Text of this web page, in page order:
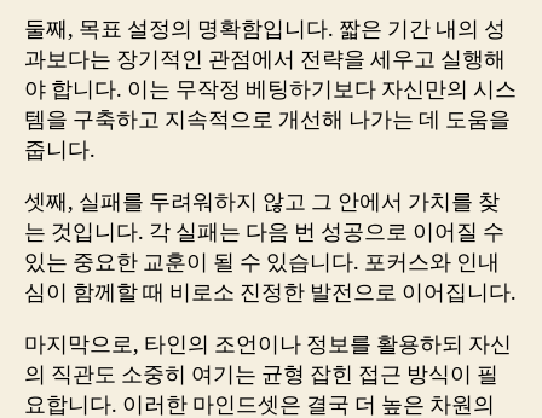
둘째, 목표 설정의 명확함입니다. 짧은 기간 내의 성
과보다는 장기적인 관점에서 전략을 세우고 실행해
야 합니다. 이는 무작정 베팅하기보다 자신만의 시스
템을 구축하고 지속적으로 개선해 나가는 데 도움을
줍니다.
셋째, 실패를 두려워하지 않고 그 안에서 가치를 찾
는 것입니다. 각 실패는 다음 번 성공으로 이어질 수
있는 중요한 교훈이 될 수 있습니다. 포커스와 인내
심이 함께할 때 비로소 진정한 발전으로 이어집니다.
마지막으로, 타인의 조언이나 정보를 활용하되 자신
의 직관도 소중히 여기는 균형 잡힌 접근 방식이 필
요합니다. 이러한 마인드셋은 결국 더 높은 차원의